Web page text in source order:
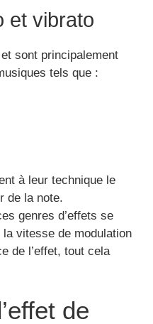
et vibrato
sont principalement
tels que :
à leur technique le
de la note.
genres d’effets se
vitesse de modulation
de l’effet, tout cela
de